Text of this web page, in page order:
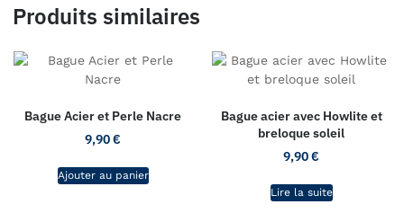
Produits similaires
Bague Acier et Perle Nacre
9,90€
Ajouter au panier
Bague acier avec Howlite et
breloque soleil
9,90€
Lire la suite